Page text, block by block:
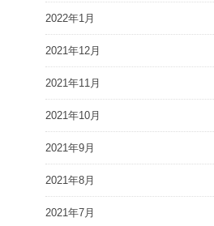
2022年1月
2021年12月
2021年11月
2021年10月
2021年9月
2021年8月
2021年7月